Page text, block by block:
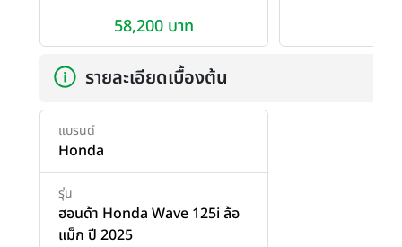
58,200 บาท
รายละเอียดเบื้องต้น
แบรนด์
Honda
รุ่น
ฮอนด้า Honda Wave 125i ล้อ
แม็ก ปี 2025